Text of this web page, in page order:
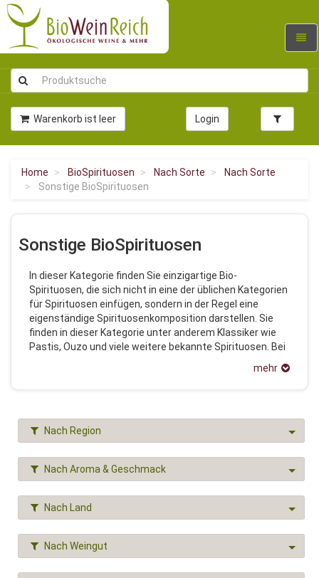
Warenkorb ist leer Login
Home BioSpirituosen Nach Sorte
Nach Sorte
Sonstige BioSpirituosen
Sonstige BioSpirituosen
In dieser Kategorie finden Sie einzigartige Bio-
Spirituosen, die sich nicht in eine der üblichen Kategorien
für Spirituosen einfügen, sondern in der Regel eine
eigenständige Spirituosenkomposition darstellen. Sie
finden in dieser Kategorie unter anderem Klassiker wie
Pastis, Ouzo und viele weitere bekannte Spirituosen. Bei
mehr
Nach Region
Nach Aroma & Geschmack
Nach Land
Nach Weingut